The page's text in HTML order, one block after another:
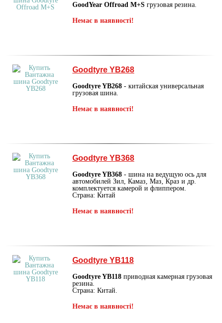
GoodYear Offroad M+S грузовая резина.
Немає в наявності!
Goodtyre YB268
Goodtyre YB268 - китайская универсальная
грузовая шина.
Немає в наявності!
Goodtyre YB368
Goodtyre YB368 - шина на ведущую ось для
автомобилей Зил, Камаз, Маз, Краз и др.
комплектуется камерой и флиппером.
Страна: Китай
Немає в наявності!
Goodtyre YB118
Goodtyre YB118 приводная камерная грузовая
резина.
Страна: Китай.
Немає в наявності!